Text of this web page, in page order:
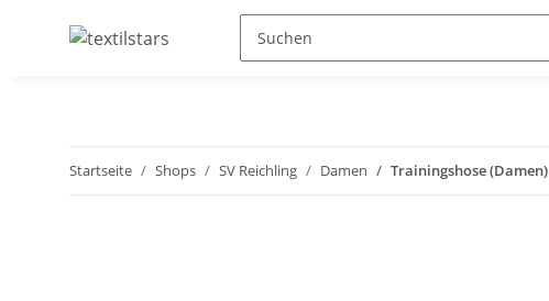
Startseite Shops SV Reichling Damen Trainingshose (Damen)